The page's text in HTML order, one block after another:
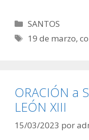
Categorías
SANTOS
Etiquetas
19 de marzo,
ORACIÓN a
LEÓN XIII
15/03/2023 por